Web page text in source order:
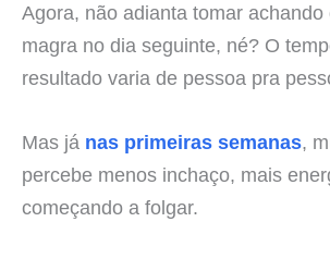
Agora, não adianta tomar
magra no dia seguinte, né? O
resultado varia de pessoa pra
Mas já nas primeiras semanas,
percebe menos inchaço, mais
começando a folgar.